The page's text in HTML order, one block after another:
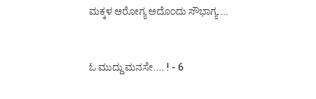
ಮಕ್ಕಳ ಆರೋಗ್ಯ ಅದೊಂದು ಸೌಭಾಗ್ಯ....
ಓ ಮುದ್ದು ಮನಸೇ.... ! - 6